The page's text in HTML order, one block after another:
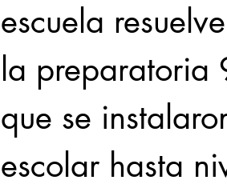
escuela
la preparatoria
que se
escolar hasta